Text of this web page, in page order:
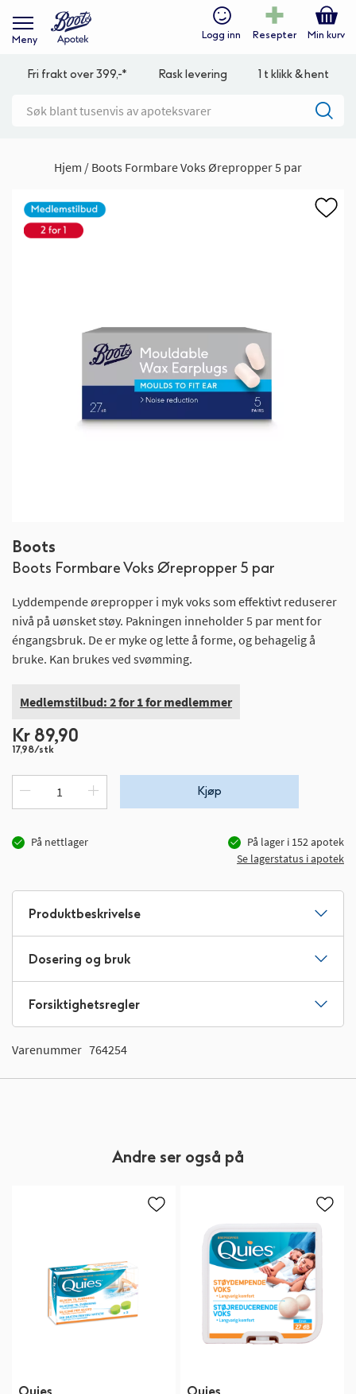
Meny Logg inn Resepter Min kurv
Fri frakt over 399,-* Rask levering 1 t klikk & hent
Hjem Boots Formbare Voks Ørepropper 5 par
Boots
Boots Formbare Voks Ørepropper 5 par
Lyddempende ørepropper i myk voks som effektivt reduserer
nivå på uønsket støy. Pakningen inneholder 5 par ment for
éngangsbruk. De er myke og lette å forme, og behagelig å
bruke. Kan brukes ved svømming.
Medlemstilbud: 2 for 1 for medlemmer
Kr 89,90
17,98/stk
Kjøp
På nettlager På lager i 152apotek
Se lagerstatus i apotek
slutten
til
begynnelsen
bildegalleri
Produktbeskrivelse
Dosering og bruk
Forsiktighetsregler
Varenummer 764254
Andre ser også på